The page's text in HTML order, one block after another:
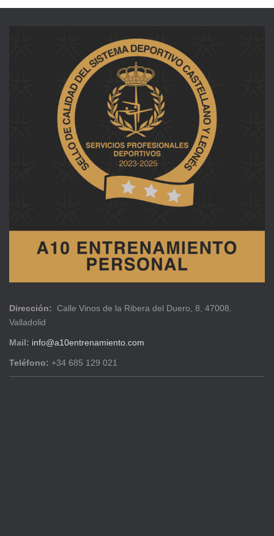
Dirección: Calle Vinos de la Ribera del Duero, 8, 47008.
Valladolid
Mail: info@a10entrenamiento.com
Teléfono: +34 685 129 021